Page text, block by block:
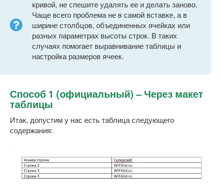
кривой, не спешите удалять ее и делать заново.
Чаще всего проблема не в самой вставке, а в
ширине столбцов, объединенных ячейках или
разных параметрах высоты строк. В таких
случаях помогает выравнивание таблицы и
настройка размеров ячеек.
Способ 1 (официальный) – Через макет
таблицы
Итак, допустим у нас есть таблица следующего
содержания: